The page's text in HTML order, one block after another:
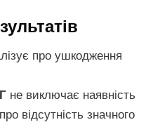
про ушкодження
не виключає наявність
відсутність значного